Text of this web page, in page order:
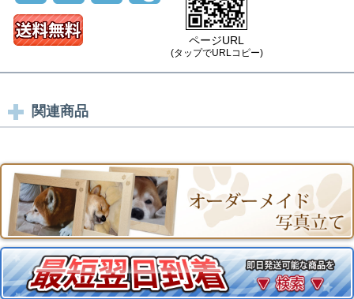
ページURL
(タップでURLコピー)
関連商品